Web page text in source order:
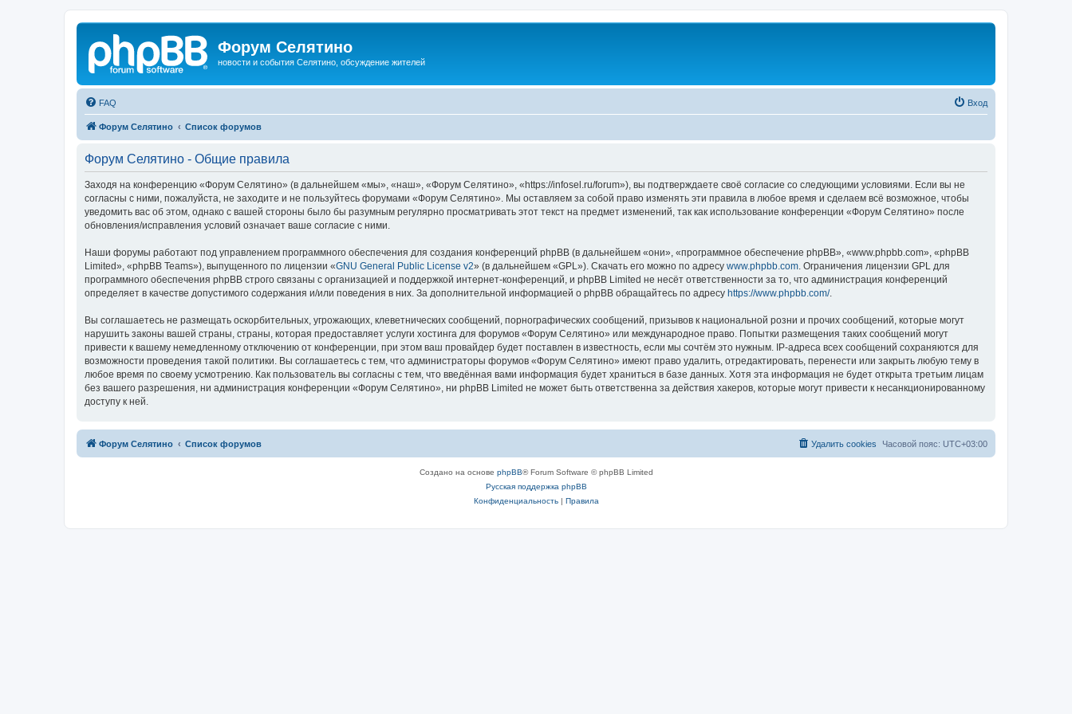
Форум Селятино
новости и события Селятино, обсуждение жителей
FAQ Вход
Форум Селятино Список форумов
Форум Селятино - Общие правила
Заходя на конференцию «Форум Селятино» (в дальнейшем «мы», «наш», «Форум Селятино», «https://infosel.ru/forum»), вы подтверждаете своё согласие со следующими условиями. Если вы не
согласны с ними, пожалуйста, не заходите и не пользуйтесь форумами «Форум Селятино». Мы оставляем за собой право изменять эти правила в любое время и сделаем всё возможное, чтобы
уведомить вас об этом, однако с вашей стороны было бы разумным регулярно просматривать этот текст на предмет изменений, так как использование конференции «Форум Селятино» после
обновления/исправления условий означает ваше согласие с ними.
Наши форумы работают под управлением программного обеспечения для создания конференций phpBB (в дальнейшем «они», «программное обеспечение phpBB», «www.phpbb.com», «phpBB
Limited», «phpBB Teams»), выпущенного по лицензии «GNU General Public License v2» (в дальнейшем «GPL»). Скачать его можно по адресу www.phpbb.com . Ограничения лицензии GPL для
программного обеспечения phpBB строго связаны с организацией и поддержкой интернет-конференций, и phpBB Limited не несёт ответственности за то, что администрация конференций
определяет в качестве допустимого содержания и/или поведения в них. За дополнительной информацией о phpBB обращайтесь по адресу https://www.phpbb.com/.
Вы соглашаетесь не размещать оскорбительных, угрожающих, клеветнических сообщений, порнографических сообщений, призывов к национальной розни и прочих сообщений, которые могут
нарушить законы вашей страны, страны, которая предоставляет услуги хостинга для форумов «Форум Селятино» или международное право. Попытки размещения таких сообщений могут
привести к вашему немедленному отключению от конференции, при этом ваш провайдер будет поставлен в известность, если мы сочтём это нужным. IP-адреса всех сообщений сохраняются для
возможности проведения такой политики. Вы соглашаетесь с тем, что администраторы форумов «Форум Селятино» имеют право удалить, отредактировать, перенести или закрыть любую тему в
любое время по своему усмотрению. Как пользователь вы согласны с тем, что введённая вами информация будет храниться в базе данных. Хотя эта информация не будет открыта третьим лицам
без вашего разрешения, ни администрация конференции «Форум Селятино», ни phpBB Limited не может быть ответственна за действия хакеров, которые могут привести к несанкционированному
доступу к ней.
Форум Селятино Список форумов Часовой пояс: UTC+03:00
Удалить cookies
Создано на основе phpBB® Forum Software © phpBB Limited
Русская поддержка phpBB
Конфиденциальность| Правила